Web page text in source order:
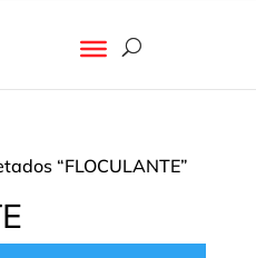
“FLOCULANTE”